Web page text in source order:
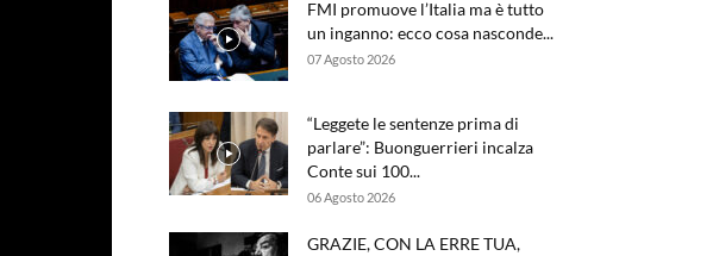
FMI promuove l’Italia ma è tutto
un inganno: ecco cosa nasconde...
07 Agosto 2026
“Leggete le sentenze prima di
parlare”: Buonguerrieri incalza
Conte sui 100...
06 Agosto 2026
GRAZIE, CON LA ERRE TUA,